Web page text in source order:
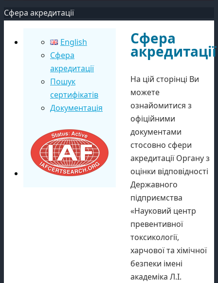
Сфера акредитації
Сфера
акредитації
На цій сторінці Ви
можете
ознайомитися з
офіційними
документами
стосовно сфери
акредитації Органу з
оцінки відповідності
Державного
підприємства
«Науковий центр
превентивної
токсикології,
харчової та хімічної
безпеки імені
академіка Л.І.
English
Сфера
акредитації
Пошук
сертифікатів
Документація